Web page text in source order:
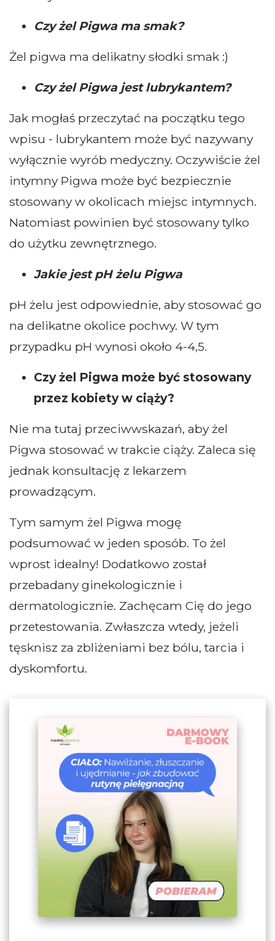
Czy żel Pigwa ma smak?
Żel pigwa ma delikatny słodki smak :)
Czy żel Pigwa jest lubrykantem?
Jak mogłaś przeczytać na początku tego
wpisu - lubrykantem może być nazywany
wyłącznie wyrób medyczny. Oczywiście żel
intymny Pigwa może być bezpiecznie
stosowany w okolicach miejsc intymnych.
Natomiast powinien być stosowany tylko
do użytku zewnętrznego.
Jakie jest pH żelu Pigwa
pH żelu jest odpowiednie, aby stosować go
na delikatne okolice pochwy. W tym
przypadku pH wynosi około 4-4,5.
Czy żel Pigwa może być stosowany
przez kobiety w ciąży?
Nie ma tutaj przeciwwskazań, aby żel
Pigwa stosować w trakcie ciąży. Zaleca się
jednak konsultację z lekarzem
prowadzącym.
Tym samym żel Pigwa mogę
podsumować w jeden sposób. To żel
wprost idealny! Dodatkowo został
przebadany ginekologicznie i
dermatologicznie. Zachęcam Cię do jego
przetestowania. Zwłaszcza wtedy, jeżeli
tęsknisz za zbliżeniami bez bólu, tarcia i
dyskomfortu.